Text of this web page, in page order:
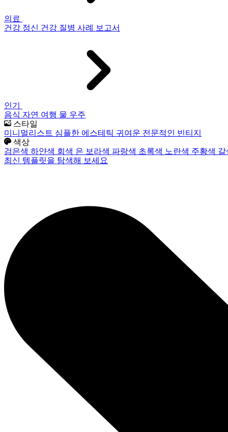
의료
건강 정신 건강 질병 사례 보고서
인기
음식 자연 여행 물 우주
스타일
미니멀리스트 심플한 에스테틱 귀여운 전문적인 빈티지
색상
검은색 하얀색 회색 은 보라색 파랑색 초록색 노란색 주황색
최신 템플릿을 탐색해 보세요